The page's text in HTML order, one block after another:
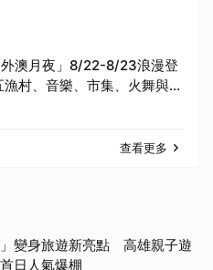
外澳月夜」8/22-8/23浪漫登
村、音樂、市集、火舞與慢
查看更多
」變身旅遊新亮點 高雄親子遊
日人氣爆棚